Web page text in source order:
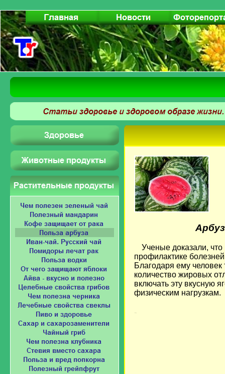
Ученые доказали,
профилактике
Благодаря ему
количество жировых
включать эту вкусную
физическим нагрузкам.